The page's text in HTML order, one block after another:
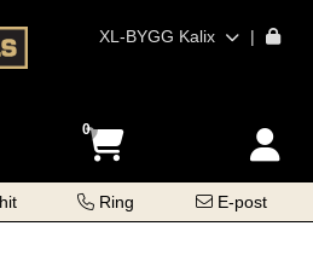
XL-BYGG Kalix |
0
Ring E-post